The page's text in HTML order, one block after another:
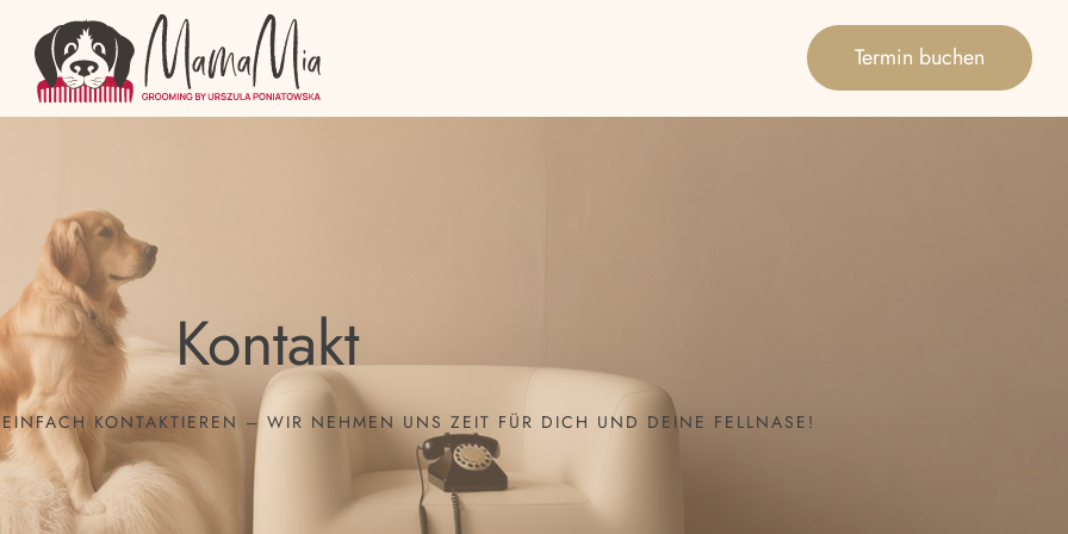
Termin buchen
Kontakt
KONTAKTIEREN – WIR NEHMEN UNS ZEIT FÜR DICH UND DEINE FELLNASE!